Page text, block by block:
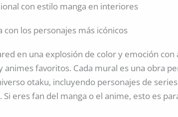
con estilo manga en interiores
los personajes más icónicos
en una explosión de color y emoción
animes favoritos. Cada mural es una obra
otaku, incluyendo personajes de series
eres fan del manga o el anime, esto es